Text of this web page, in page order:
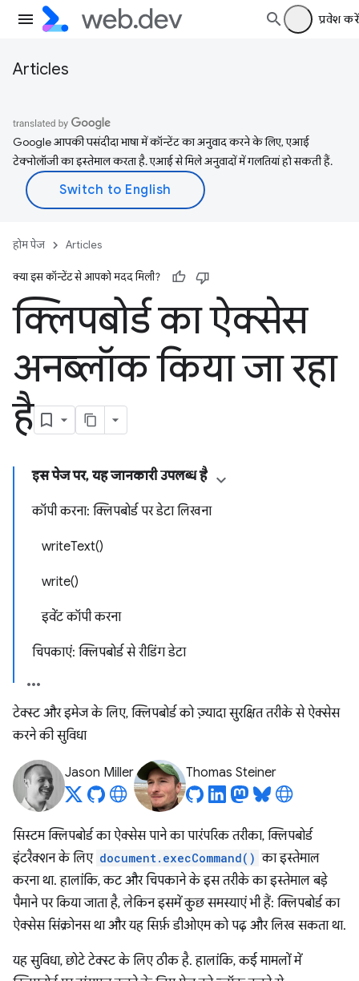
प्रवेश करें
Articles
Google आपकी पसंदीदा भाषा में कॉन्टेंट का अनुवाद करने के लिए, एआई
टेक्नोलॉजी का इस्तेमाल करता है. एआई से मिले अनुवादों में गलतियां हो सकती हैं.
होम पेज Articles
क्या इस कॉन्टेंट से आपको मदद मिली?
क्लिपबोर्ड का ऐक्सेस
अनब्लॉक किया जा रहा
है
इस पेज पर, यह जानकारी उपलब्ध है
कॉपी करना: क्लिपबोर्ड पर डेटा लिखना
writeText()
write()
इवेंट कॉपी करना
चिपकाएं: क्लिपबोर्ड से रीडिंग डेटा
टेक्स्ट और इमेज के लिए, क्लिपबोर्ड को ज़्यादा सुरक्षित तरीके से ऐक्सेस
करने की सुविधा
Jason Miller Thomas Steiner
सिस्टम क्लिपबोर्ड का ऐक्सेस पाने का पारंपरिक तरीका, क्लिपबोर्ड
इंटरैक्शन के लिए document.execCommand() का इस्तेमाल
करना था. हालांकि, कट और चिपकाने के इस तरीके का इस्तेमाल बड़े
पैमाने पर किया जाता है, लेकिन इसमें कुछ समस्याएं भी हैं: क्लिपबोर्ड का
ऐक्सेस सिंक्रोनस था और यह सिर्फ़ डीओएम को पढ़ और लिख सकता था.
यह सुविधा, छोटे टेक्स्ट के लिए ठीक है. हालांकि, कई मामलों में